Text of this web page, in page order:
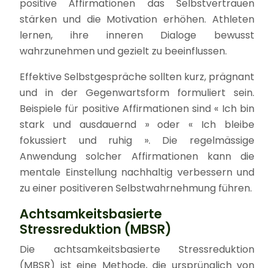
positive Affirmationen das Selbstvertrauen
stärken und die Motivation erhöhen. Athleten
lernen, ihre inneren Dialoge bewusst
wahrzunehmen und gezielt zu beeinflussen.
Effektive Selbstgespräche sollten kurz, prägnant
und in der Gegenwartsform formuliert sein.
Beispiele für positive Affirmationen sind « Ich bin
stark und ausdauernd » oder « Ich bleibe
fokussiert und ruhig ». Die regelmässige
Anwendung solcher Affirmationen kann die
mentale Einstellung nachhaltig verbessern und
zu einer positiveren Selbstwahrnehmung führen.
Achtsamkeitsbasierte
Stressreduktion (MBSR)
Die achtsamkeitsbasierte Stressreduktion